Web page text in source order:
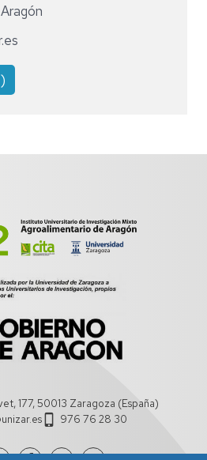
177, 50013 Zaragoza (España)
976 76 28 30